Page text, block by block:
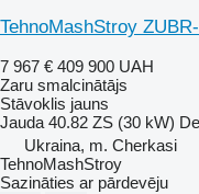
TehnoMashStroy
7 967 € 409 900 UAH
Zaru smalcinātājs
Stāvoklis jauns
Jauda 40.82 ZS (30 kW)
Ukraina, m. Cherkasi
TehnoMashStroy
Sazināties ar pārdevēju